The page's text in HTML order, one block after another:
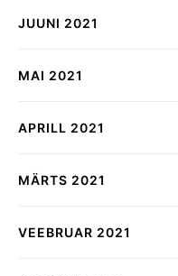
JUUNI 2021
MAI 2021
APRILL 2021
MÄRTS 2021
VEEBRUAR 2021